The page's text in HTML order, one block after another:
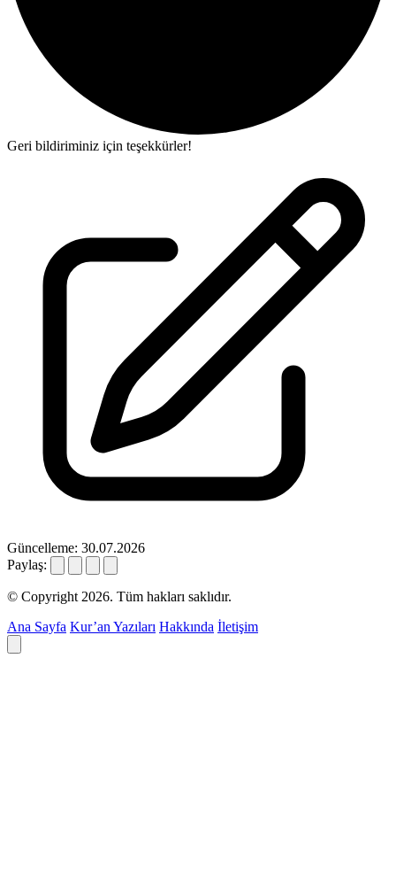
Geri bildiriminiz için teşekkürler!
Güncelleme: 30.07.2026
Paylaş:
© Copyright 2026. Tüm hakları saklıdır.
Ana Sayfa Kur’an Yazıları Hakkında İletişim